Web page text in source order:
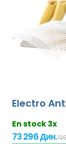
Electro
En stock 3x
73 296 Дин.